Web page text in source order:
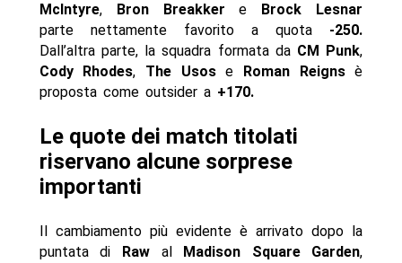
McIntyre, Bron Breakker e
Brock Lesnar
parte nettamente favorito a quota -250.
Dall’altra parte, la squadra formata da CM Punk,
Cody Rhodes, The Usose Roman Reignsè
proposta come outsider a +170.
Le quote dei match titolati
riservano alcune sorprese
importanti
Il cambiamento più evidente è arrivato dopo la
puntata di
Rawal Madison Square Garden,